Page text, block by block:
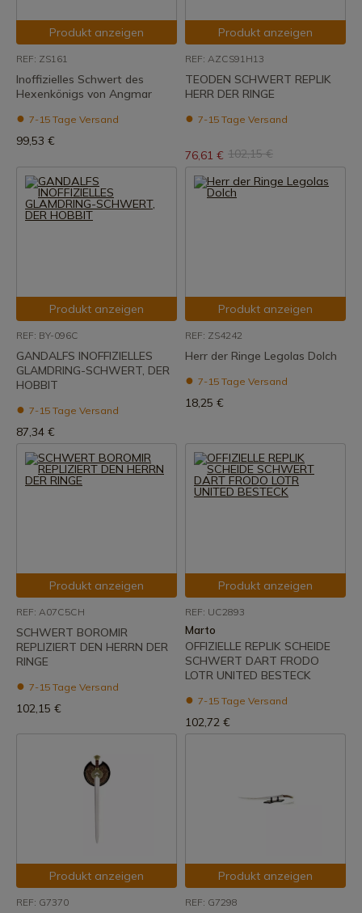
Produkt anzeigen
REF: ZS161
Inoffizielles Schwert des
Hexenkönigs von Angmar
7-15 Tage Versand
99,53 €
Produkt anzeigen
REF: AZCS91H13
TEODEN SCHWERT REPLIK
HERR DER RINGE
7-15 Tage Versand
76,61 € 102,15 €
Produkt anzeigen
REF: BY-096C
GANDALFS INOFFIZIELLES
GLAMDRING-SCHWERT, DER
HOBBIT
7-15 Tage Versand
87,34 €
Produkt anzeigen
REF: ZS4242
Herr der Ringe Legolas Dolch
7-15 Tage Versand
18,25 €
Produkt anzeigen
REF: A07C5CH
SCHWERT BOROMIR
REPLIZIERT DEN HERRN DER
RINGE
7-15 Tage Versand
102,15 €
Produkt anzeigen
REF: UC2893
Marto
OFFIZIELLE REPLIK SCHEIDE
SCHWERT DART FRODO
LOTR UNITED BESTECK
7-15 Tage Versand
102,72 €
Produkt anzeigen
REF: G7370
Produkt anzeigen
REF: G7298